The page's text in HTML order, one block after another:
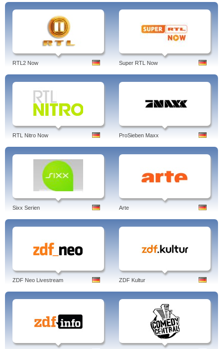
RTL2 Now Super RTL Now
RTL Nitro Now ProSieben Maxx
Sixx Serien Arte
ZDF Neo Livestream ZDF Kultur